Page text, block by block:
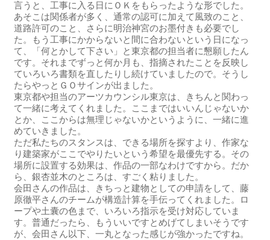
言うと、工事に入る日にＯＫをもらったような形でした。
あそこは関係者が多く、通常の認可に加えて風致のこと、
道路許可のこと、さらに明治神宮のお墨付きも必要でし
た。もう工事にかからないと間に合わないという日になっ
て、「何とかして下さい」と東京都の担当者に懇願したん
です。それまでずっと何か月も、指摘されたことを反映し
ていろいろ書類を直したりし続けていましたので。そうし
たらやっとＧＯサインが出ました。
東京都や担当のアーツカウンシル東京は、きちんと関わっ
て一緒に考えてくれました。ここまではいいんじゃないか
とか、ここからは無理じゃないかというように、一緒に進
めていきました。
ただ私たちのスタンスは、できる場所を探すより、作家な
り建築家がここでやりたいという希望を最優先する。その
場所に設置する効果は、作品の一部なわけですから。だか
ら、銀杏並木のところは、すごく粘りました。
会田さんの作品は、きちっと建物としての申請をして、藤
原徹平さんのチームが構造計算を手伝ってくれました。ロ
ープや土囊の色まで、いろいろ指示を受け対応していま
す。普通だったら、もういいですとめげてしまいそうです
が、会田さん以下、一丸となった感じが強かったですね。